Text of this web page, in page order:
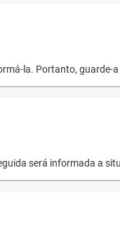
la. Portanto, guarde-
será informada a